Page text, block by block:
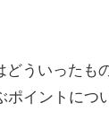
ういったも
イントにつ